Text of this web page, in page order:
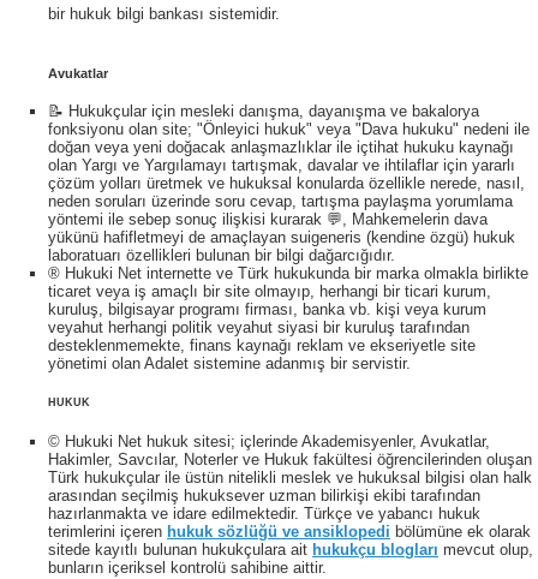
bir hukuk bilgi bankası sistemidir.
Avukatlar
📝 Hukukçular için mesleki danışma, dayanışma ve bakalorya
fonksiyonu olan site; "Önleyici hukuk" veya "Dava hukuku" nedeni ile
doğan veya yeni doğacak anlaşmazlıklar ile içtihat hukuku kaynağı
olan Yargı ve Yargılamayı tartışmak, davalar ve ihtilaflar için yararlı
çözüm yolları üretmek ve hukuksal konularda özellikle nerede, nasıl,
neden soruları üzerinde soru cevap, tartışma paylaşma yorumlama
yöntemi ile sebep sonuç ilişkisi kurarak 💬, Mahkemelerin dava
yükünü hafifletmeyi de amaçlayan suigeneris (kendine özgü) hukuk
laboratuarı özellikleri bulunan bir bilgi dağarcığıdır.
® Hukuki Net internette ve Türk hukukunda bir marka olmakla birlikte
ticaret veya iş amaçlı bir site olmayıp, herhangi bir ticari kurum,
kuruluş, bilgisayar programı firması, banka vb. kişi veya kurum
veyahut herhangi politik veyahut siyasi bir kuruluş tarafından
desteklenmemekte, finans kaynağı reklam ve ekseriyetle site
yönetimi olan Adalet sistemine adanmış bir servistir.
HUKUK
© Hukuki Net hukuk sitesi; içlerinde Akademisyenler, Avukatlar,
Hakimler, Savcılar, Noterler ve Hukuk fakültesi öğrencilerinden oluşan
Türk hukukçular ile üstün nitelikli meslek ve hukuksal bilgisi olan halk
arasından seçilmiş hukuksever uzman bilirkişi ekibi tarafından
hazırlanmakta ve idare edilmektedir. Türkçe ve yabancı hukuk
terimlerini içeren hukuk sözlüğü ve ansiklopedi bölümüne ek olarak
sitede kayıtlı bulunan hukukçulara ait hukukçu blogları mevcut olup,
bunların içeriksel kontrolü sahibine aittir.